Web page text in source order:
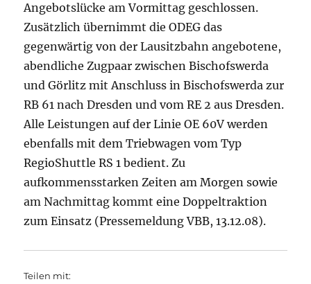
Angebotslücke am Vormittag geschlossen.
Zusätzlich übernimmt die ODEG das
gegenwärtig von der Lausitzbahn angebotene,
abendliche Zugpaar zwischen Bischofswerda
und Görlitz mit Anschluss in Bischofswerda zur
RB 61 nach Dresden und vom RE 2 aus Dresden.
Alle Leistungen auf der Linie OE 60V werden
ebenfalls mit dem Triebwagen vom Typ
RegioShuttle RS 1 bedient. Zu
aufkommensstarken Zeiten am Morgen sowie
am Nachmittag kommt eine Doppeltraktion
zum Einsatz (Pressemeldung VBB, 13.12.08).
Teilen mit: